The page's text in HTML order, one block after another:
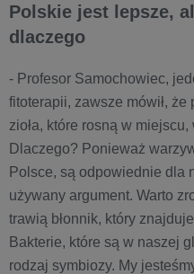
Polskie jest lepsze,
dlaczego
- Profesor Samochowiec,
fitoterapii, zawsze mówił,
zioła, które rosną w
Dlaczego? Ponieważ
Polsce, są odpowiednie dla
używany argument. Warto
trawią błonnik, który
Bakterie, które są w naszej
rodzaj symbiozy. My